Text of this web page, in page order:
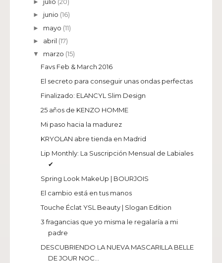
►
► junio (16)
► mayo (11)
► abril (17)
▼ marzo (15)
Favs Feb & March 2016
El secreto para conseguir unas ondas perfectas
Finalizado: ELANCYL Slim Design
25 años de KENZO HOMME
Mi paso hacia la madurez
KRYOLAN abre tienda en Madrid
Lip Monthly: La Suscripción Mensual de Labiales
✔
Spring Look MakeUp | BOURJOIS
El cambio está en tus manos
Touche Éclat YSL Beauty | Slogan Edition
3 fragancias que yo misma le regalaría a mi
padre
DESCUBRIENDO LA NUEVA MASCARILLA BELLE
DE JOUR NOC...